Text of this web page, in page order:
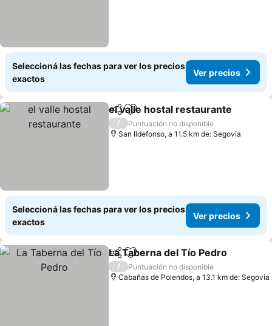
Seleccioná las fechas para ver los precios
exactos
Ver precios
CompartirAñadir a favoritos
el valle hostal restaurante
/
Puntuación no disponible
San Ildefonso, a 11.5 km de: Segovia
Seleccioná las fechas para ver los precios
exactos
Ver precios
CompartirAñadir a favoritos
La Taberna del Tío Pedro
/
Puntuación no disponible
Cabañas de Polendos, a 13.1 km de: Segovia